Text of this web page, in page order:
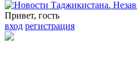
Привет, гость
вход регистрация